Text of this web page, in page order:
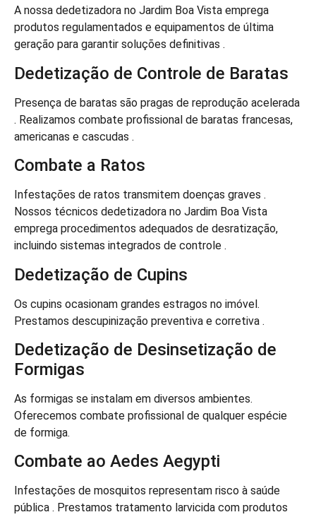
A nossa dedetizadora no Jardim Boa Vista emprega
produtos regulamentados e equipamentos de última
geração para garantir soluções definitivas .
Dedetização de Controle de Baratas
Presença de baratas são pragas de reprodução acelerada
. Realizamos combate profissional de baratas francesas,
americanas e cascudas .
Combate a Ratos
Infestações de ratos transmitem doenças graves .
Nossos técnicos dedetizadora no Jardim Boa Vista
emprega procedimentos adequados de desratização,
incluindo sistemas integrados de controle .
Dedetização de Cupins
Os cupins ocasionam grandes estragos no imóvel.
Prestamos descupinização preventiva e corretiva .
Dedetização de Desinsetização de
Formigas
As formigas se instalam em diversos ambientes.
Oferecemos combate profissional de qualquer espécie
de formiga.
Combate ao Aedes Aegypti
Infestações de mosquitos representam risco à saúde
pública . Prestamos tratamento larvicida com produtos